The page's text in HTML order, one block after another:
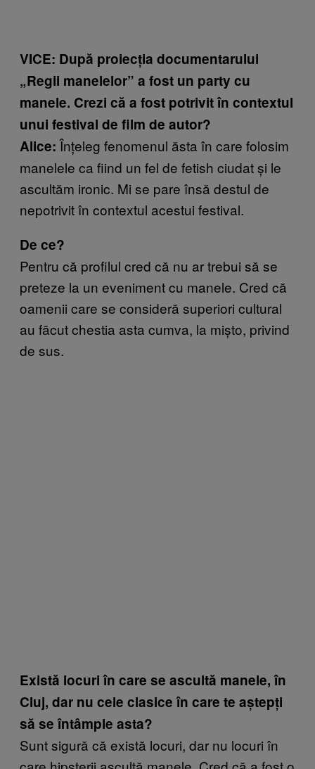
VICE: După proiecția documentarului
„Regii manelelor” a fost un party cu
manele. Crezi că a fost potrivit în contextul
unui festival de film de autor?
Alice: Înțeleg fenomenul ăsta în care folosim
manelele ca fiind un fel de fetish ciudat și le
ascultăm ironic. Mi se pare însă destul de
nepotrivit în contextul acestui festival.
De ce?
Pentru că profilul cred că nu ar trebui să se
preteze la un eveniment cu manele. Cred că
oamenii care se consideră superiori cultural
au făcut chestia asta cumva, la mișto, privind
de sus.
Există locuri în care se ascultă manele, în
Cluj, dar nu cele clasice în care te aștepți
să se întâmple asta?
Sunt sigură că există locuri, dar nu locuri în